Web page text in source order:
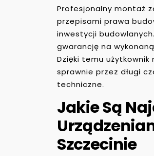
Profesjonalny montaż
przepisami prawa
inwestycji
gwarancję na
Dzięki temu
sprawnie przez długi
techniczne.
Jakie Są
Szczecinie